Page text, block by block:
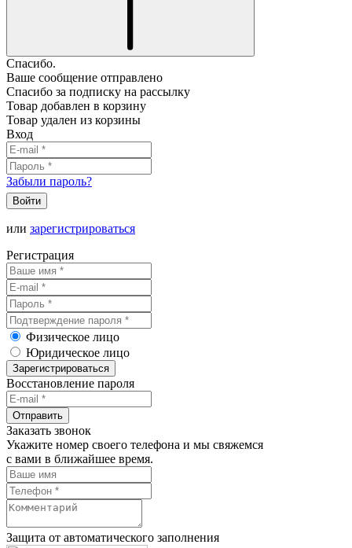
Спасибо.
Ваше сообщение отправлено
Спасибо за подписку на рассылку
Товар добавлен в корзину
Товар удален из корзины
Вход
Забыли пароль?
Войти
или зарегистрироваться
Регистрация
Физическое лицо
Юридическое лицо
Зарегистрироваться
Восстановление пароля
Отправить
Заказать звонок
Укажите номер своего телефона и мы свяжемся
с вами в ближайшее время.
Защита от автоматического заполнения